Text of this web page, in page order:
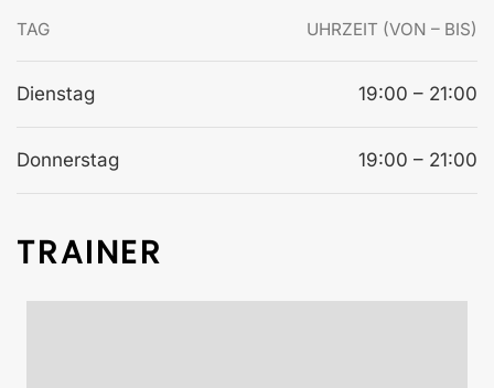
TAG UHRZEIT (VON – BIS)
Dienstag 19:00 – 21:00
Donnerstag 19:00 – 21:00
TRAINER